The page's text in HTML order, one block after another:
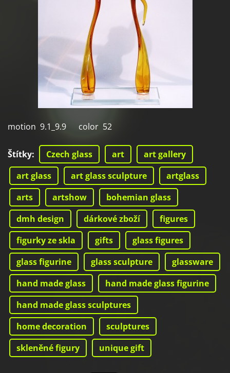
motion 9.1_9.9 color 52
Štítky: Czech glass art
art gallery
art glass
art glass sculpture
artglass
arts
artshow
bohemian glass
dmh design
dárkové zboží
figures
figurky ze skla
gifts
glass figures
glass figurine
glass sculpture
glassware
hand made glass
hand made glass figurine
hand made glass sculptures
home decoration
sculptures
skleněné figury
unique gift